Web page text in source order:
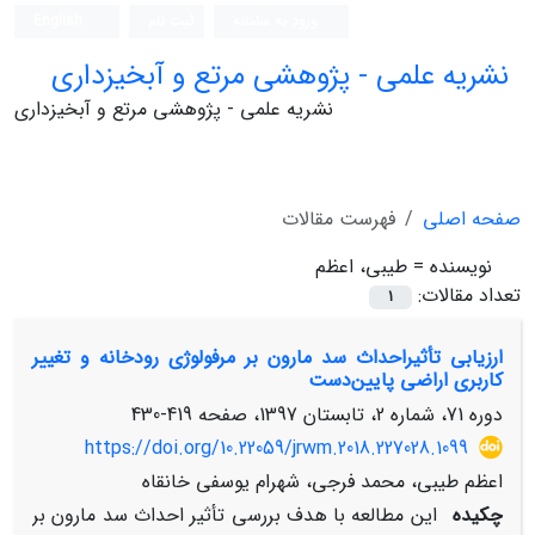
نشریه علمی - پژوهشی مرتع و آبخیزداری
نشریه علمی - پژوهشی مرتع و آبخیزداری
صفحه اصلی
فهرست مقالات
نویسنده = طیبی، اعظم
تعداد مقالات:
1
ارزیابی تأثیراحداث سد مارون بر مرفولوژی رودخانه و تغییر
کاربری اراضی پایین‌دست
دوره 71، شماره 2، تابستان 1397، صفحه
419-430
https://doi.org/10.22059/jrwm.2018.227028.1099
اعظم طیبی، محمد فرجی، شهرام یوسفی خانقاه
چکیده این مطالعه با هدف بررسی تأثیر احداث سد مارون بر